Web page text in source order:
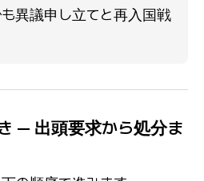
異議申し立てと再入国戦
— 出頭要求から処分ま